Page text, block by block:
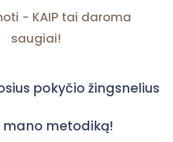
- KAIP tai daroma
saugiai!
pokyčio žingsnelius
metodiką!